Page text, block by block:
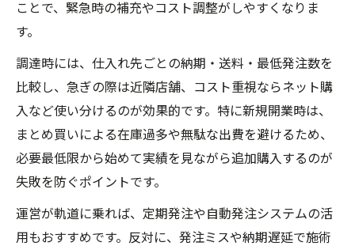
ことで、緊急時の補充やコスト調整がしやすくなりま
す。
調達時には、仕入れ先ごとの納期・送料・最低発注数を
比較し、急ぎの際は近隣店舗、コスト重視ならネット購
入など使い分けるのが効果的です。特に新規開業時は、
まとめ買いによる在庫過多や無駄な出費を避けるため、
必要最低限から始めて実績を見ながら追加購入するのが
失敗を防ぐポイントです。
運営が軌道に乗れば、定期発注や自動発注システムの活
用もおすすめです。反対に、発注ミスや納期遅延で施術